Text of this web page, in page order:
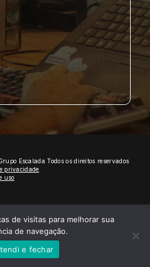
Escalada Todos os direitos reservados
privacidade
uso
de visitas para melhorar sua
de navegação.
e fechar